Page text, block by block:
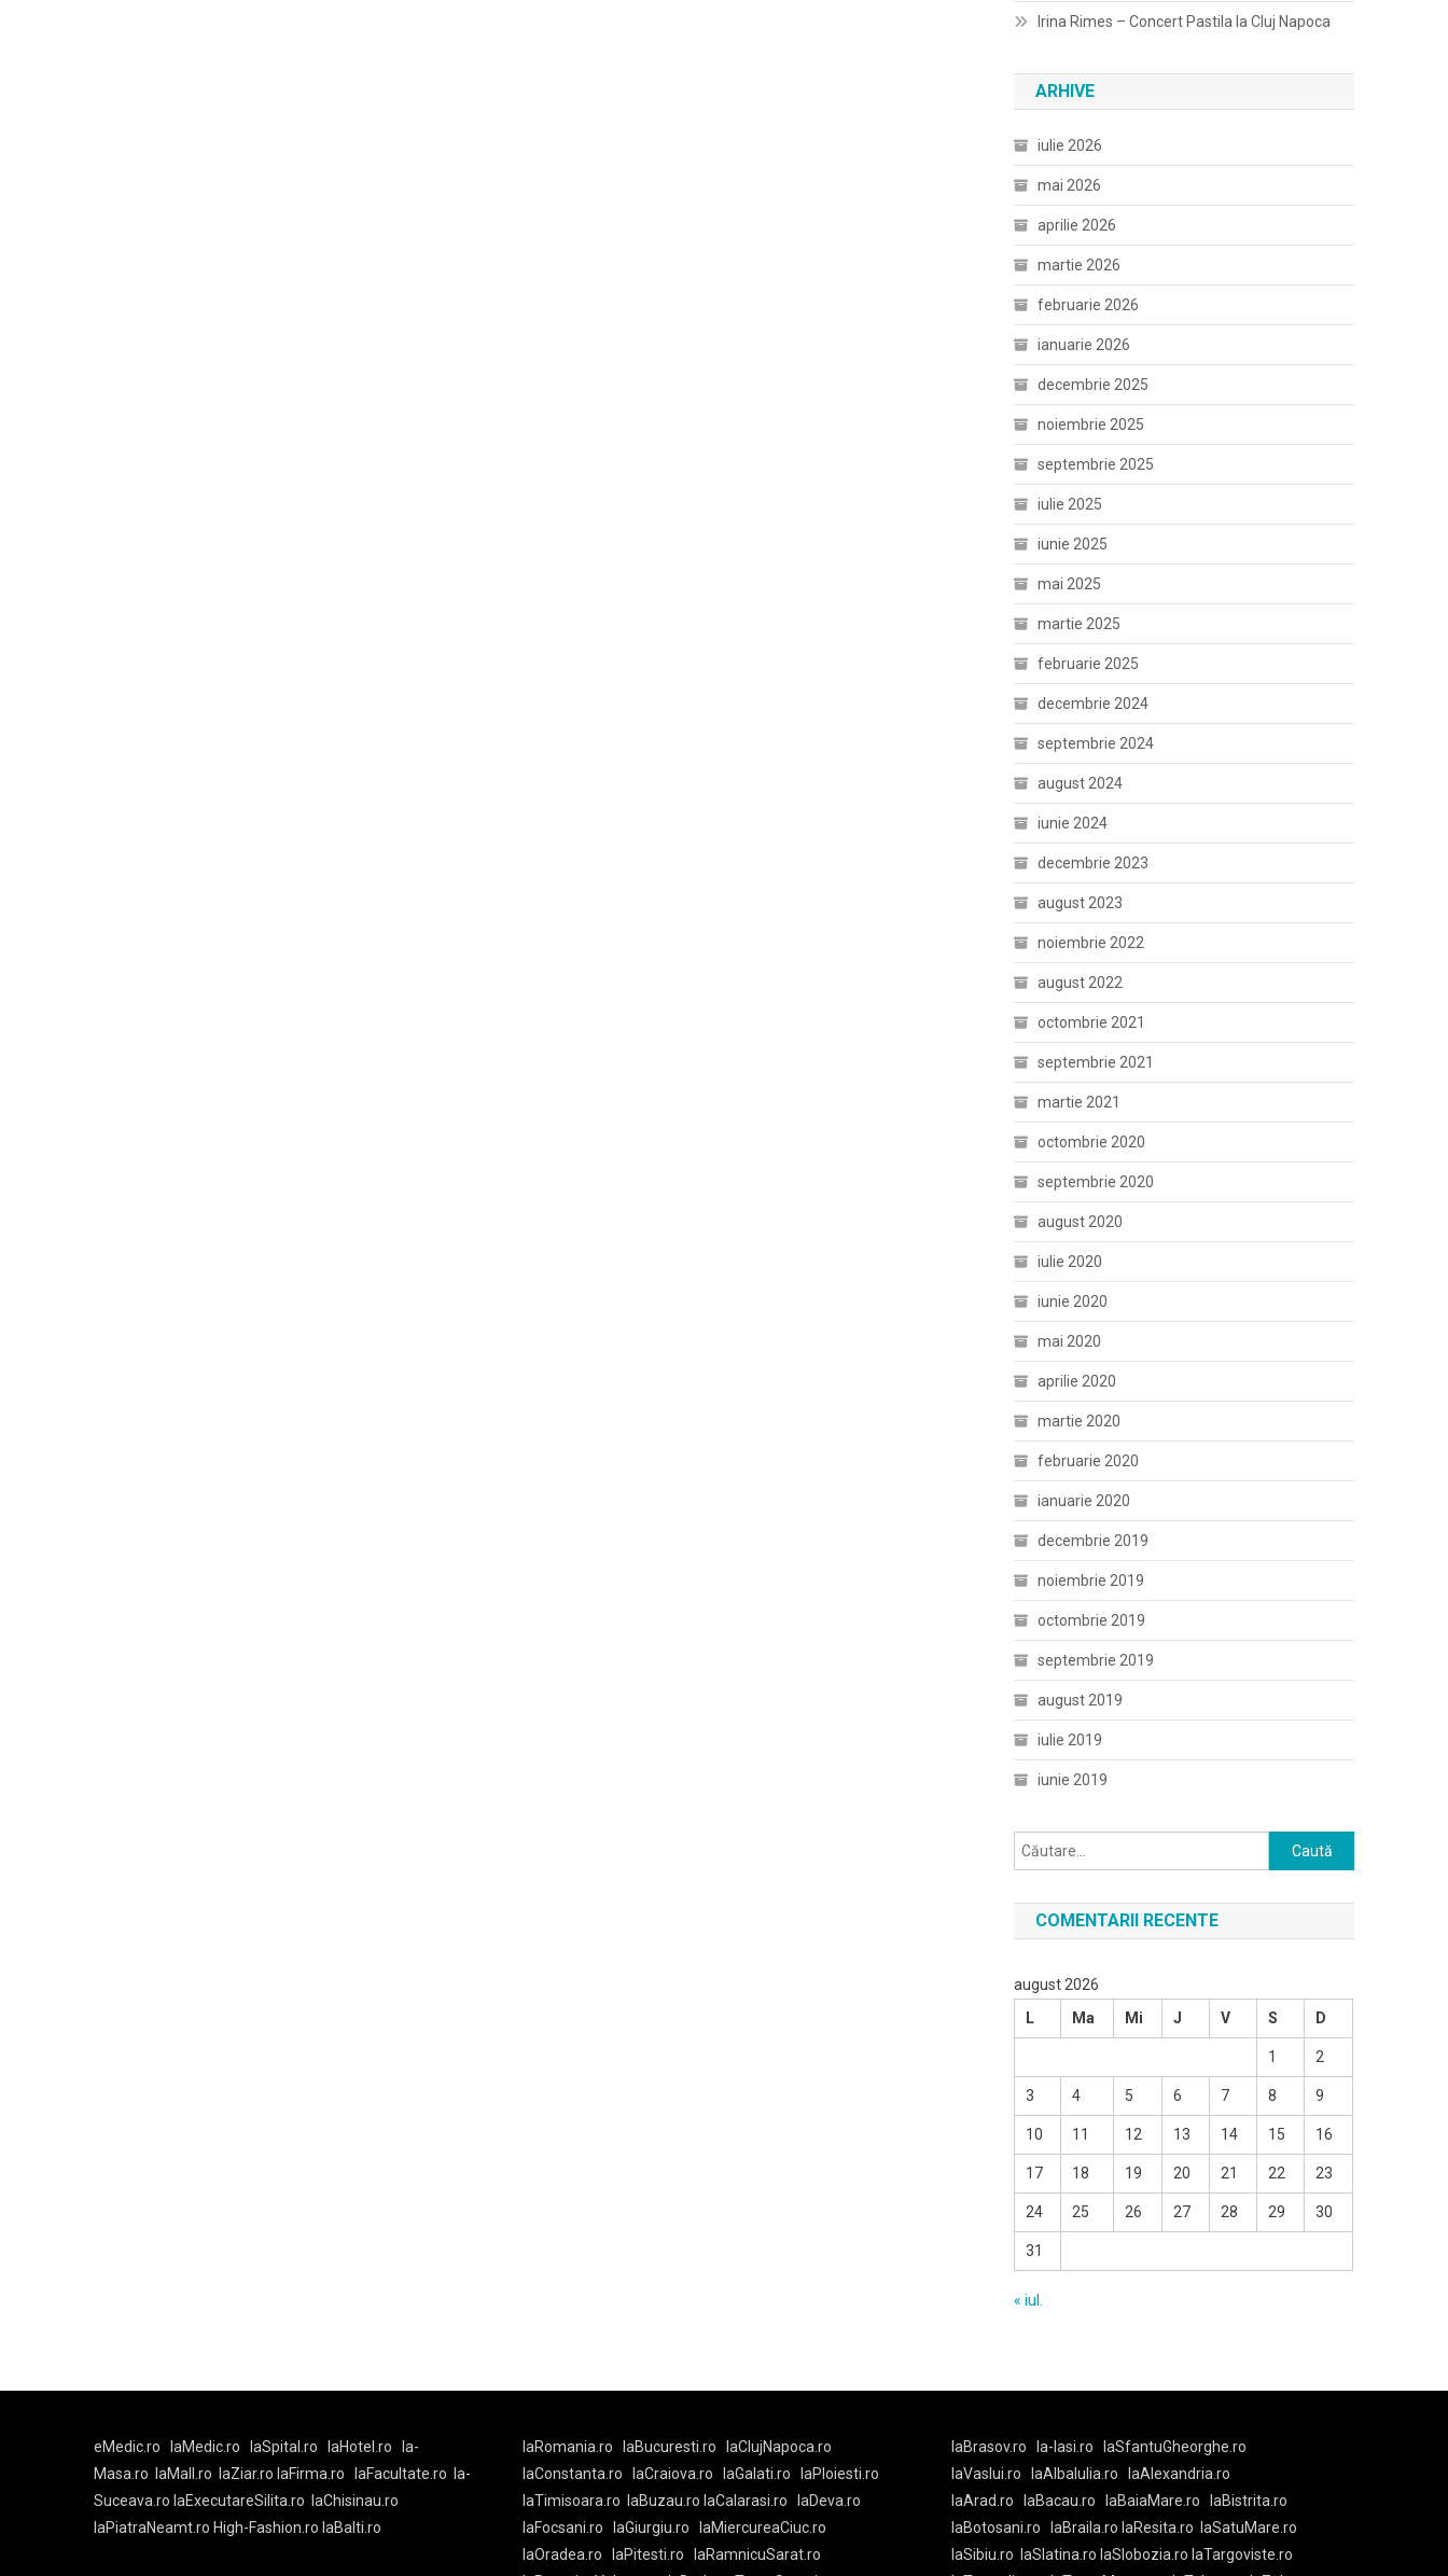
Irina Rimes – Concert Pastila la Cluj Napoca
ARHIVE
iulie 2026
mai 2026
aprilie 2026
martie 2026
februarie 2026
ianuarie 2026
decembrie 2025
noiembrie 2025
septembrie 2025
iulie 2025
iunie 2025
mai 2025
martie 2025
februarie 2025
decembrie 2024
septembrie 2024
august 2024
iunie 2024
decembrie 2023
august 2023
noiembrie 2022
august 2022
octombrie 2021
septembrie 2021
martie 2021
octombrie 2020
septembrie 2020
august 2020
iulie 2020
iunie 2020
mai 2020
aprilie 2020
martie 2020
februarie 2020
ianuarie 2020
decembrie 2019
noiembrie 2019
octombrie 2019
septembrie 2019
august 2019
iulie 2019
iunie 2019
Caută
după:
COMENTARII RECENTE
august 2026
L
Ma Mi J V S D
1 2
3 4 5 6 7 8 9
10 11 12 13 14 15 16
17 18 19 20 21 22 23
24 25 26 27 28 29 30
31
« iul.
eMedic.ro laMedic.ro laSpital.ro laHotel.ro
la-
Masa.ro
laMall.ro laZiar.ro laFirma.ro laFacultate.ro
la-
Suceava.ro laExecutareSilita.ro
laChisinau.ro
laPiatraNeamt.ro High-Fashion.ro laBalti.ro
laRomania.ro laBucuresti.ro
laClujNapoca.ro
laConstanta.ro
laCraiova.ro laGalati.ro
laPloiesti.ro
laTimisoara.ro
laBuzau.ro laCalarasi.ro
laDeva.ro
laFocsani.ro
laGiurgiu.ro
laMiercureaCiuc.ro
laOradea.ro
laPitesti.ro
laRamnicuSarat.ro
laBrasov.ro la-Iasi.ro
laSfantuGheorghe.ro
laVaslui.ro
laAlbaIulia.ro
laAlexandria.ro
laArad.ro
laBacau.ro laBaiaMare.ro
laBistrita.ro
laBotosani.ro
laBraila.ro laResita.ro
laSatuMare.ro
laSibiu.ro
laSlatina.ro laSlobozia.ro laTargoviste.ro